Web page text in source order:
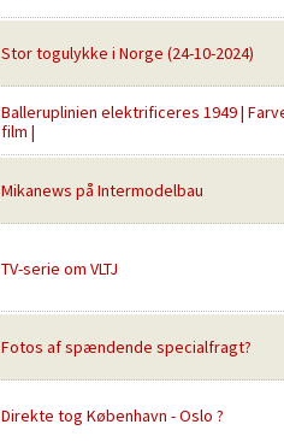
Stor togulykke i Norge (24-10-2024)
Balleruplinien elektrificeres 1949 |
film |
Mikanews på Intermodelbau
TV-serie om VLTJ
Fotos af spændende specialfragt?
Direkte tog København - Oslo ?